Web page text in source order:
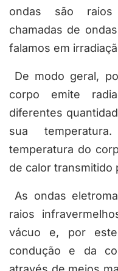
ondas são raios
chamadas de
falamos em
De modo geral,
corpo emite
diferentes
sua
temperatura do
de calor transmitido
As ondas
raios
vácuo e, por
condução e da